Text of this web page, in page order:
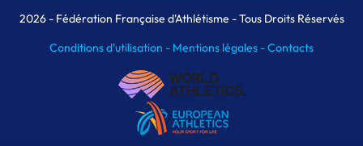
MAIF Ekiden de Paris
2026- Fédération Française d'Athlétisme - Tous Droits Réservés
Conditions d'utilisation - Mentions légales -Contacts